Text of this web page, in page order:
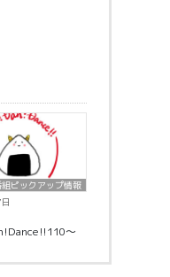
組ピックアップ情報
～